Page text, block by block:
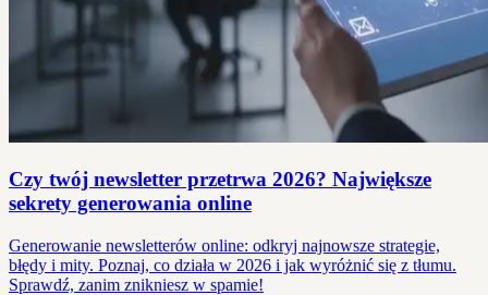
Czy twój newsletter przetrwa 2026? Największe
sekrety generowania online
Generowanie newsletterów online: odkryj najnowsze strategie,
błędy i mity. Poznaj, co działa w 2026 i jak wyróżnić się z tłumu.
Sprawdź, zanim znikniesz w spamie!